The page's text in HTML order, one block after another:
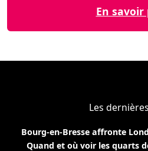
En savoir
Les
Bourg-en-Bresse affronte
Quand et où voir les quarts